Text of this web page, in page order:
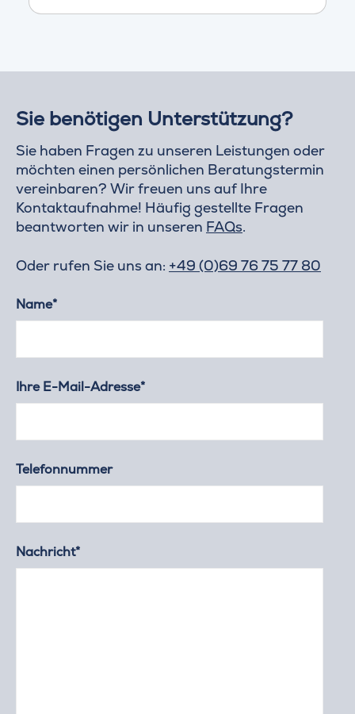
Sie benötigen Unterstützung?
Sie haben Fragen zu unseren Leistungen oder
möchten einen persönlichen Beratungstermin
vereinbaren? Wir freuen uns auf Ihre
Kontaktaufnahme! Häufig gestellte Fragen
beantworten wir in unseren FAQs.
Oder rufen Sie uns an: +49 (0)69 76 75 77 80
Name*
Ihre E-Mail-Adresse*
Telefonnummer
Nachricht*